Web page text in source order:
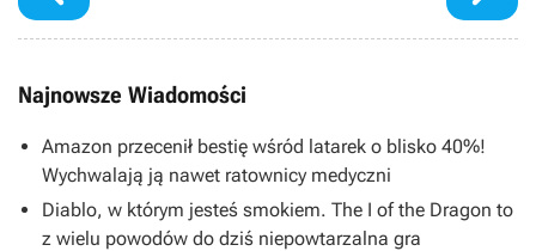
Najnowsze Wiadomości
Amazon przecenił bestię wśród latarek o blisko 40%!
Wychwalają ją nawet ratownicy medyczni
Diablo, w którym jesteś smokiem. The I of the Dragon to
z wielu powodów do dziś niepowtarzalna gra